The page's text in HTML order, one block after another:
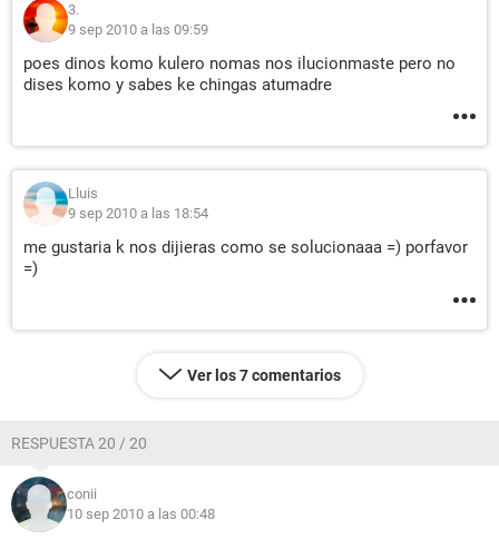
3.
9 sep 2010 a las 09:59
poes dinos komo kulero nomas nos ilucionmaste pero no
dises komo y sabes ke chingas atumadre
Lluis
9 sep 2010 a las 18:54
me gustaria k nos dijieras como se solucionaaa =) porfavor
=)
Ver los 7 comentarios
RESPUESTA 20 / 20
conii
10 sep 2010 a las 00:48